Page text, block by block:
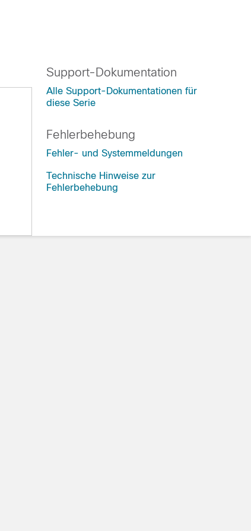
Support-Dokumentation
Alle Support-Dokumentationen für
diese Serie
Fehlerbehebung
Fehler- und Systemmeldungen
Technische Hinweise zur
Fehlerbehebung